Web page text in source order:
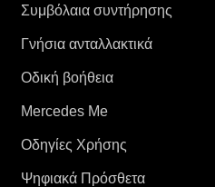
Συμβόλαια συντήρησης
Γνήσια ανταλλακτικά
Οδική βοήθεια
Mercedes Me
Οδηγίες Χρήσης
Ψηφιακά Πρόσθετα